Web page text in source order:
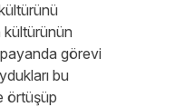
payanda görevi
bu
örtüşüp